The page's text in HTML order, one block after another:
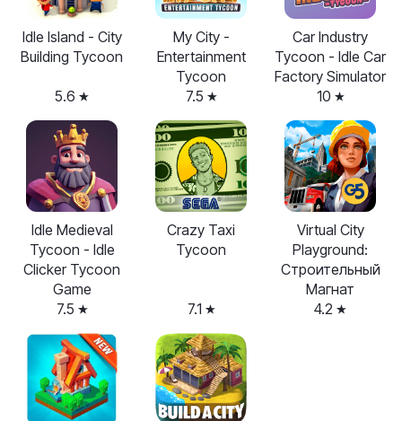
Idle Island - City
Building Tycoon
5.6
My City -
Entertainment
Tycoon
7.5
Car Industry
Tycoon - Idle Car
Factory Simulator
10
Idle Medieval
Tycoon - Idle
Clicker Tycoon
Game
7.5
Crazy Taxi
Tycoon
7.1
Virtual City
Playground:
Строительный
Магнат
4.2